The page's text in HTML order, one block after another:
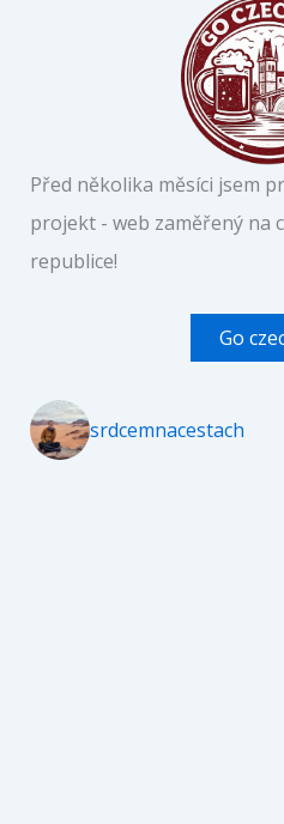
Před několika měsíci jsem
projekt - web zaměřený na
republice!
Go
srdcemnacestach